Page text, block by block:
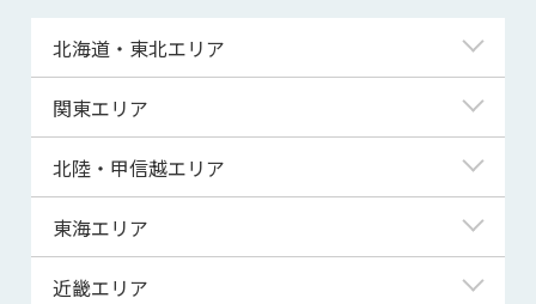
北海道・東北エリア
北海道
青森県
宮城県
関東エリア
東京都
神奈川県
埼玉県
北陸・甲信越エリア
新潟県
富山県
東海エリア
岐阜県
近畿エリア